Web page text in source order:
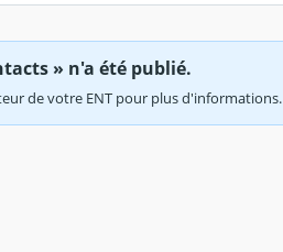
» n'a été publié.
de votre ENT pour plus d'informations.